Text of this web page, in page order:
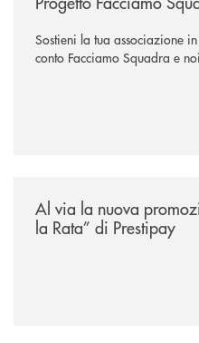
Sostieni la tua associazione
conto Facciamo Squadra e
Al via la nuova
la Rata” di Prestipay